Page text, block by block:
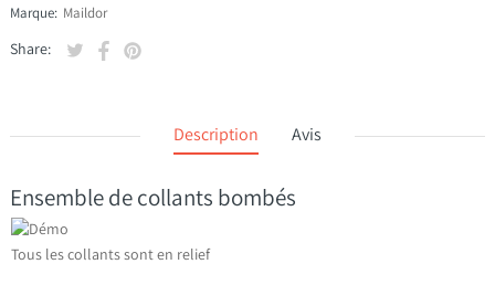
Marque: Maildor
Share: Tweeter sur Twitter
S'ouvre dans une nouvelle fenêtre.
Partager sur Facebook
S'ouvre dans une nouvelle fenêtre.
Épingler sur Pinterest
S'ouvre dans une nouvelle fenêtre.
Description Avis
Ensemble de collants bombés
Tous les collants sont en relief